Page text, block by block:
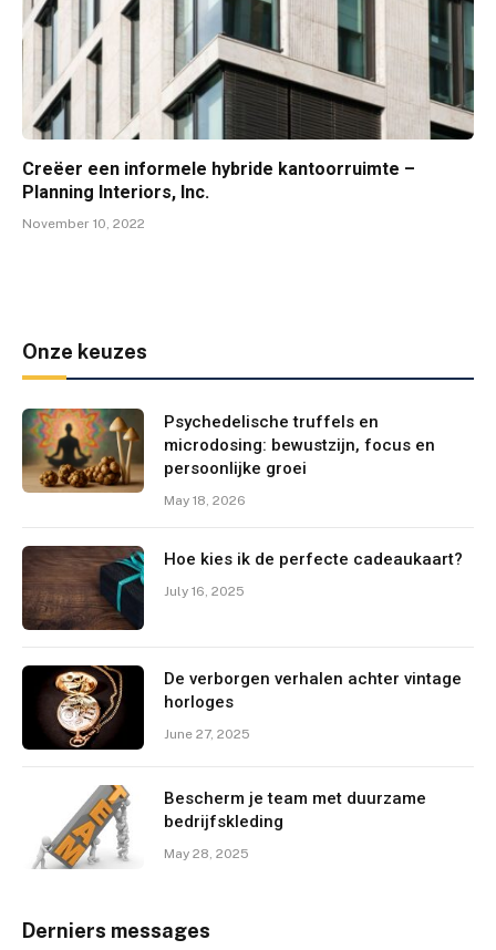
Creëer een informele hybride kantoorruimte –
Planning Interiors, Inc.
November 10, 2022
Onze keuzes
Psychedelische truffels en
microdosing: bewustzijn, focus en
persoonlijke groei
May 18, 2026
Hoe kies ik de perfecte cadeaukaart?
July 16, 2025
De verborgen verhalen achter vintage
horloges
June 27, 2025
Bescherm je team met duurzame
bedrijfskleding
May 28, 2025
Derniers messages